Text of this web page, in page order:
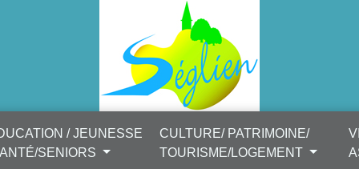
/ JEUNESSE
SENIORS
CULTURE/ PATRIMOINE/
TOURISME/LOGEMENT